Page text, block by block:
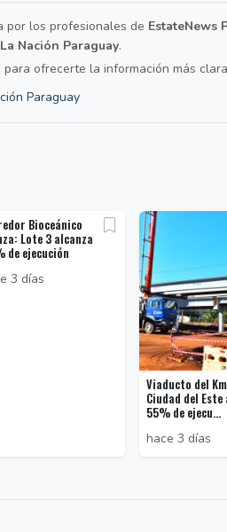
por los profesionales de EstateNews
La Nación Paraguay.
ofrecerte la información más
Paraguay
Bioceánico
Lote 3 alcanza
de ejecución
3 días
Viaducto del
Ciudad del Este
55% de ejecu...
hace 3 días